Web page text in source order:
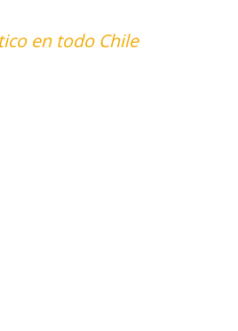
en todo Chile